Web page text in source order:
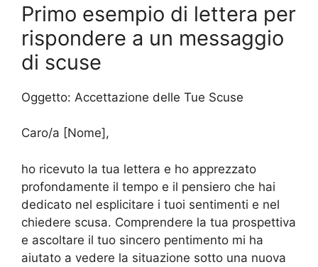
Primo esempio di lettera per
rispondere a un messaggio
di scuse
Oggetto: Accettazione delle Tue Scuse
Caro/a [Nome],
ho ricevuto la tua lettera e ho apprezzato
profondamente il tempo e il pensiero che hai
dedicato nel esplicitare i tuoi sentimenti e nel
chiedere scusa. Comprendere la tua prospettiva
e ascoltare il tuo sincero pentimento mi ha
aiutato a vedere la situazione sotto una nuova